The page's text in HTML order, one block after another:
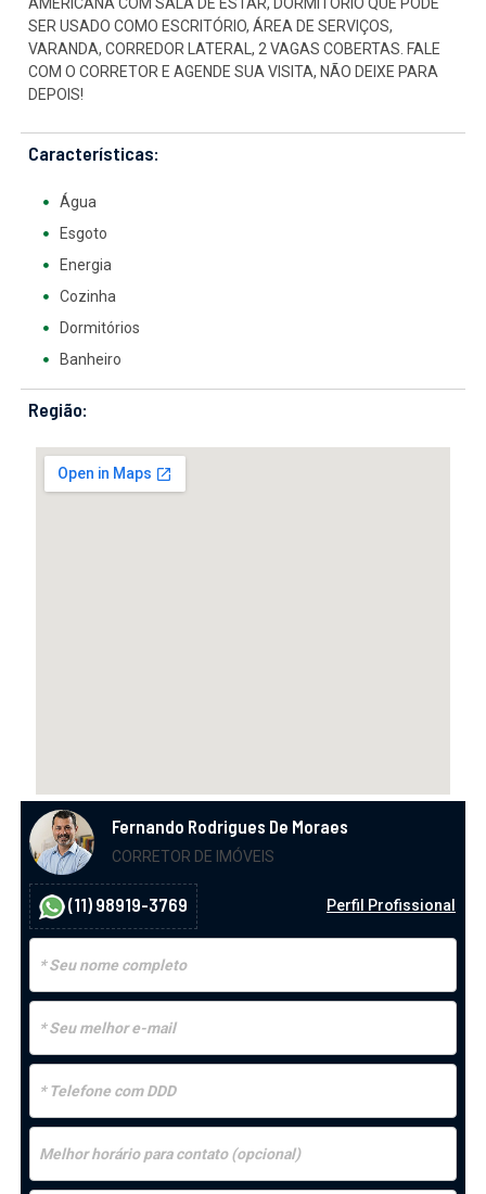
SER USADO COMO ESCRITÓRIO, ÁREA DE SERVIÇOS,
VARANDA, CORREDOR LATERAL, 2 VAGAS COBERTAS. FALE
COM O CORRETOR E AGENDE SUA VISITA, NÃO DEIXE PARA
DEPOIS!
Características:
Água
Esgoto
Energia
Cozinha
Dormitórios
Banheiro
Região:
Fernando Rodrigues De Moraes
CORRETOR DE IMÓVEIS
(11) 98919-3769 Perfil Profissional